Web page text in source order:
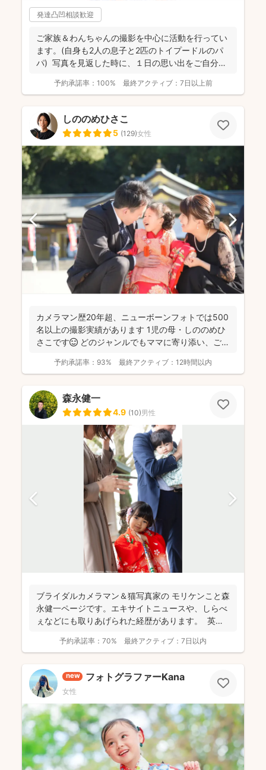
発達凸凹相談歓迎
ご家族＆わんちゃんの撮影を中心に活動を行ってい
ます。(自身も2人の息子と2匹のトイプードルのパ
パ) 写真を見返した時に、１日の思い出をご自分自
予約承諾率： 100% 最終アクティブ： 7日以上前
しののめひさこ
5 (129)女性
カメラマン歴20年超、ニューボーンフォトでは500
名以上の撮影実績があります 1児の母・しののめひ
さこです😊 どのジャンルでもママに寄り添い、ご希
予約承諾率： 93% 最終アクティブ： 12時間以内
森永健一
4.9 (10)男性
ブライダルカメラマン＆猫写真家の​ モリケンこと森
永健一ページです。エキサイトニュースや、しらべ
ぇなどにも取りあげられた経歴があります。 英語
予約承諾率： 70% 最終アクティブ： 7日以内
new フォトグラファーKana
女性